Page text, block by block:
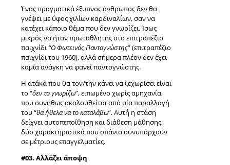
Ένας πραγματικά έξυπνος άνθρωπος δεν θα
γνέψει με ύφος χιλίων καρδιναλίων, σαν να
κατέχει κάποιο θέμα που δεν γνωρίζει. Ίσως
μικρός να ήταν πρωταθλητής στο επιτραπέζιο
παιχνίδι“Ο Φωτεινός Παντογνώστης” (επιτραπέζιο
παιχνίδι του 1960), αλλά σήμερα πλέον δεν έχει
καμία ανάγκη να φανεί παντογνώστης.
Η ατάκα που θα τον/την κάνει να ξεχωρίσει είναι
το “δεν το γνωρίζω”, ειπωμένο χωρίς αμηχανία,
που συνήθως ακολουθείται από μία παραλλαγή
του “θα ήθελα να το καταλάβω”. Αυτή η στάση
δείχνει αυτοπεποίθηση και διάθεση μάθησης,
δύο χαρακτηριστικά που σπάνια συνυπάρχουν
σε μέτριους επαγγελματίες.
#03. Αλλάζει άποψη